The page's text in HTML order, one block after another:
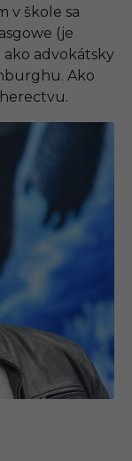
v škole sa
(je
advokátsky
Ako